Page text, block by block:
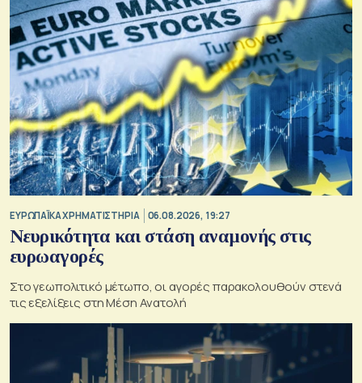
ΕΥΡΩΠΑΪΚΑ ΧΡΗΜΑΤΙΣΤΗΡΙΑ 06.08.2026, 19:27
Νευρικότητα και στάση αναμονής στις
ευρωαγορές
Στο γεωπολιτικό μέτωπο, οι αγορές παρακολουθούν στενά
τις εξελίξεις στη Μέση Ανατολή